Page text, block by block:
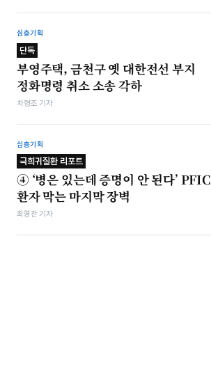
심층기획
단독
부영주택, 금천구 옛 대한전선 부지
정화명령 취소 소송 각하
차형조 기자
심층기획
극희귀질환 리포트
④ ‘병은 있는데 증명이 안 된다’ PFIC
환자 막는 마지막 장벽
최영찬 기자